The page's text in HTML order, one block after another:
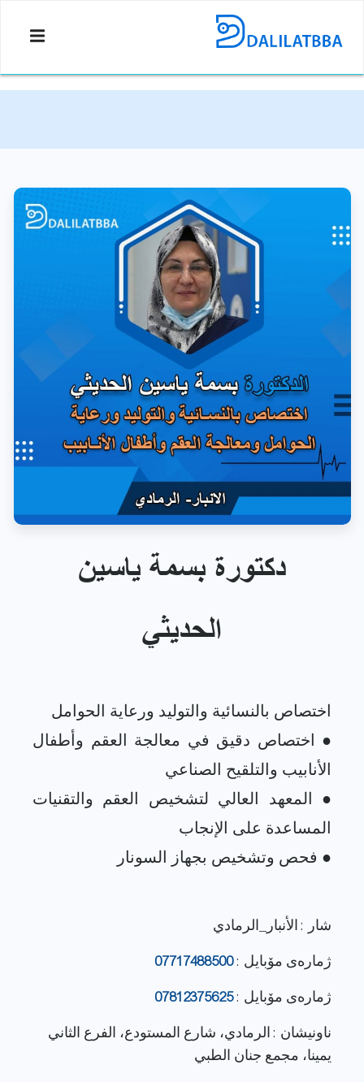
دكتورة بسمة ياسين
الحديثي
● اختصاص دقيق في معالجة العقم وأطفال
● المعهد العالي لتشخيص العقم والتقنيات
شار : الأنبار_الرمادي
ژماره‌ی مۆبایل :07717488500
ژماره‌ی مۆبایل :07812375625
ناونيشان : الرمادي، شارع المستودع، الفرع الثاني
يمينا، مجمع جنان الطبي